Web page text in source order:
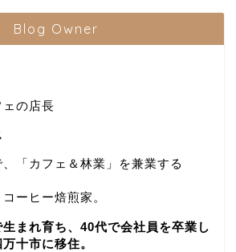
Blog Owner
の店長
「カフェ＆林業」を兼業する
ーヒー焙煎家。
まれ育ち、40代で会社員を卒業し
十市に移住。